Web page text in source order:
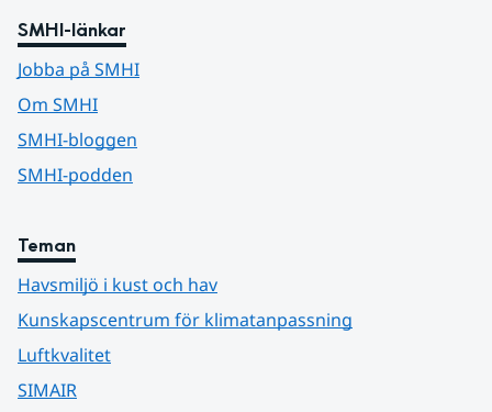
SMHI-länkar
Jobba på SMHI
Om SMHI
SMHI-bloggen
SMHI-podden
Teman
Havsmiljö i kust och hav
Kunskapscentrum för klimatanpassning
Luftkvalitet
SIMAIR